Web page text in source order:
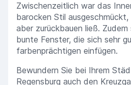
Zwischenzeitlich war das
barocken Stil
aber zurückbauen ließ.
bunte Fenster, die sich sehr
farbenprächtigen einfügen.
Bewundern Sie bei Ihrem
Regensburg auch den